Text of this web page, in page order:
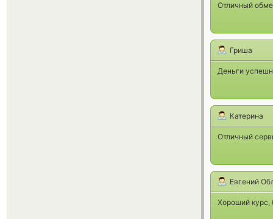
Отличный
Гриша
Деньги
Катерина
Отличный
Евгений
Хороший